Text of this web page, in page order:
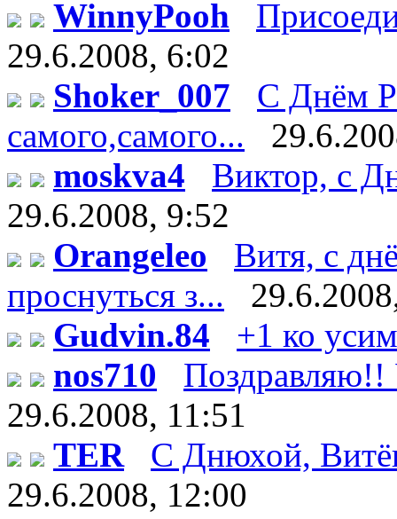
WinnyPooh
29.6.2008, 6:02
Shoker_007
С Днём
самого,самого...
moskva4
Виктор, с
29.6.2008, 9:52
Orangeleo
Витя, с
проснуться з...
Gudvin.84
+1 ко усим
nos710
Поздравляю!!
29.6.2008, 11:51
TER
С Днюхой,
29.6.2008, 12:00